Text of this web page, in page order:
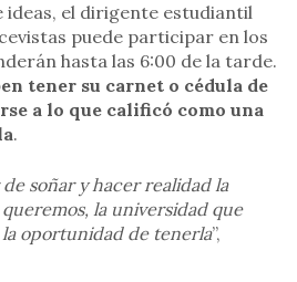
ideas, el dirigente estudiantil
puede participar en los
hasta las 6:00 de la tarde.
tener su carnet o cédula de
a lo que calificó como una
.
soñar y hacer realidad la
la universidad que
la oportunidad de tenerla”,